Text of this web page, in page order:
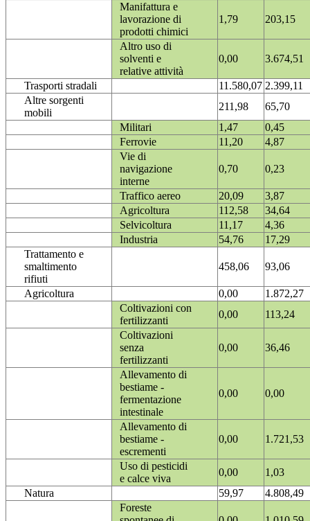
Manifattura e
lavorazione di
prodotti chimici
1,79 203,15
Altro uso di
solventi e
relative attività
0,00 3.674,51
Trasporti stradali 11.580,07 2.399,11
Altre sorgenti
mobili
211,98
65,70
Militari
1,47
0,45
Ferrovie
11,20
4,87
Vie di
navigazione
interne
0,70 0,23
Traffico aereo 20,09
3,87
Agricoltura
112,58
34,64
Selvicoltura
11,17
4,36
Industria
54,76
17,29
Trattamento e
smaltimento
rifiuti
458,06 93,06
Agricoltura 0,00
1.872,27
Coltivazioni con
fertilizzanti
0,00
113,24
Coltivazioni
senza
fertilizzanti
0,00 36,46
Allevamento di
bestiame -
fermentazione
intestinale
0,00 0,00
Allevamento di
bestiame -
escrementi
0,00 1.721,53
Uso di pesticidi
e calce viva
0,00
1,03
Natura
59,97
4.808,49
Foreste